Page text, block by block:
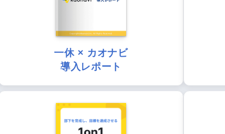
一休 × カオナビ
導入レポート